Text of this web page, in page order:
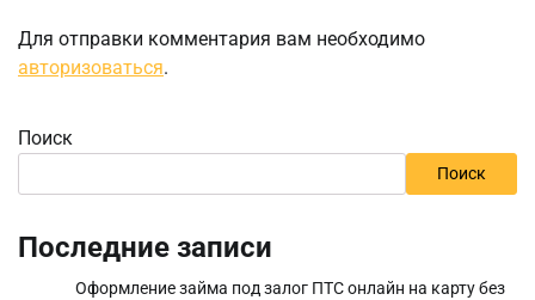
Для отправки комментария вам необходимо
авторизоваться.
Поиск
Поиск
Последние записи
Оформление займа под залог ПТС онлайн на карту без